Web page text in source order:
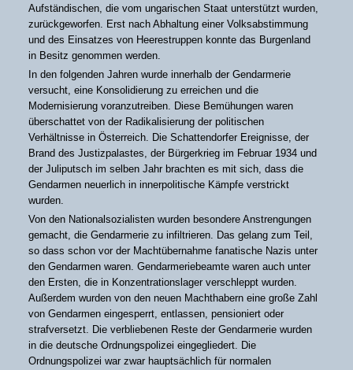
Aufständischen, die vom ungarischen Staat unterstützt wurden,
zurückgeworfen. Erst nach Abhaltung einer Volksabstimmung
und des Einsatzes von Heerestruppen konnte das Burgenland
in Besitz genommen werden.
In den folgenden Jahren wurde innerhalb der Gendarmerie
versucht, eine Konsolidierung zu erreichen und die
Modernisierung voranzutreiben. Diese Bemühungen waren
überschattet von der Radikalisierung der politischen
Verhältnisse in Österreich. Die Schattendorfer Ereignisse, der
Brand des Justizpalastes, der Bürgerkrieg im Februar 1934 und
der Juliputsch im selben Jahr brachten es mit sich, dass die
Gendarmen neuerlich in innerpolitische Kämpfe verstrickt
wurden.
Von den Nationalsozialisten wurden besondere Anstrengungen
gemacht, die Gendarmerie zu infiltrieren. Das gelang zum Teil,
so dass schon vor der Machtübernahme fanatische Nazis unter
den Gendarmen waren. Gendarmeriebeamte waren auch unter
den Ersten, die in Konzentrationslager verschleppt wurden.
Außerdem wurden von den neuen Machthabern eine große Zahl
von Gendarmen eingesperrt, entlassen, pensioniert oder
strafversetzt. Die verbliebenen Reste der Gendarmerie wurden
in die deutsche Ordnungspolizei eingegliedert. Die
Ordnungspolizei war zwar hauptsächlich für normalen